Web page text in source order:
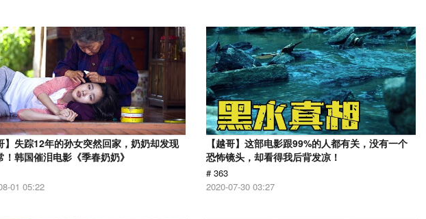
】失踪12年的孙女突然回家，奶奶却发现
！韩国催泪电影《季春奶奶》
01 05:22
【越哥】这部电影跟99%的人都有关，没有一个
恐怖镜头，却看得我后背发凉！
# 363
2020-07-30 03:27